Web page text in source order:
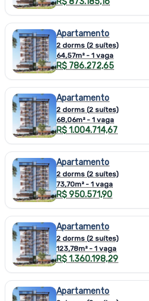
Apartamento
2 dorms (2 suítes)
64,57m² - 1 vaga
R$ 786.272,65
Apartamento
2 dorms (2 suítes)
68,06m² - 1 vaga
R$ 1.004.714,67
Apartamento
2 dorms (2 suítes)
73,70m² - 1 vaga
R$ 950.571,90
Apartamento
2 dorms (2 suítes)
123,78m² - 1 vaga
R$ 1.360.198,29
Apartamento